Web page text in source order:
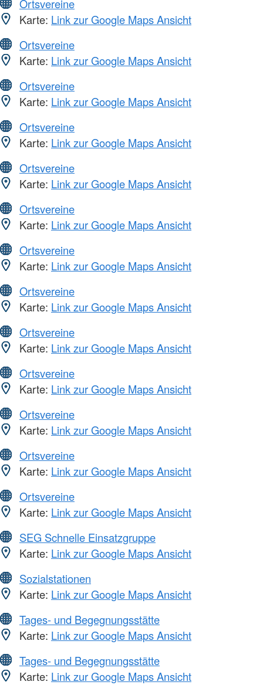
Ortsvereine
Karte: Link zur Google Maps Ansicht
Ortsvereine
Karte: Link zur Google Maps Ansicht
Ortsvereine
Karte: Link zur Google Maps Ansicht
Ortsvereine
Karte: Link zur Google Maps Ansicht
Ortsvereine
Karte: Link zur Google Maps Ansicht
Ortsvereine
Karte: Link zur Google Maps Ansicht
Ortsvereine
Karte: Link zur Google Maps Ansicht
Ortsvereine
Karte: Link zur Google Maps Ansicht
Ortsvereine
Karte: Link zur Google Maps Ansicht
Ortsvereine
Karte: Link zur Google Maps Ansicht
Ortsvereine
Karte: Link zur Google Maps Ansicht
Ortsvereine
Karte: Link zur Google Maps Ansicht
Ortsvereine
Karte: Link zur Google Maps Ansicht
SEG Schnelle Einsatzgruppe
Karte: Link zur Google Maps Ansicht
Sozialstationen
Karte: Link zur Google Maps Ansicht
Tages- und Begegnungsstätte
Karte: Link zur Google Maps Ansicht
Tages- und Begegnungsstätte
Karte: Link zur Google Maps Ansicht